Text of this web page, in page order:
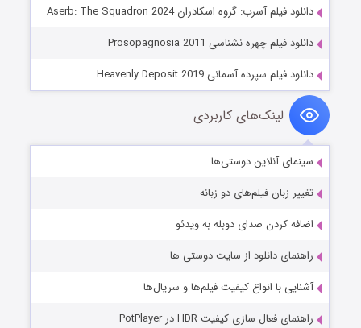
دانلود فیلم آسرب: گروه اسکادران Aserb: The Squadron 2024
دانلود فیلم چهره نشناسی Prosopagnosia 2011
دانلود فیلم سپرده آسمانی Heavenly Deposit 2019
لینک‌های کاربردی
سینمای آنلاین دوستی‌ها
تغییر زبان فیلم‌های دو زبانه
اضافه کردن صدای دوبله به ویدئو
راهنمای دانلود از سایت دوستی ها
آشنایی با انواع کیفیت فیلم‌ها و سریال‌ها
راهنمای فعال سازی کیفیت HDR در PotPlayer